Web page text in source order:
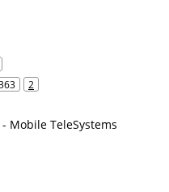
2
TeleSystems